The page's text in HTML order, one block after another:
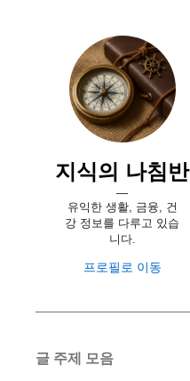
지식의 나침반
유익한 생활, 금융, 건
강 정보를 다루고 있습
니다.
프로필로 이동
글 주제 모음